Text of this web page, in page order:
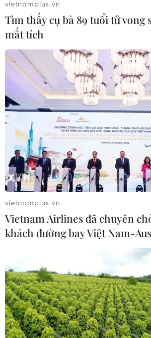
mang tên một thành phố của Việt Nam
sinh động cho vị thế ngày càng cao
trường quốc tế.
Công ước Hà Nội: Chống tội
cần sự chung tay của tất cả
Nga và Việt Nam đã cùng tổ chức
tập huấn phòng, chống tấn công
thảo tăng cường năng lực và hỗ trợ kỹ
đấu tranh chống tội phạm mạng.
vietnamplus.vn
Tìm thấy cụ bà 89 tuổi tử vong
mất tích
vietnamplus.vn
Vietnam Airlines đã chuyên
khách đường bay Việt Nam-